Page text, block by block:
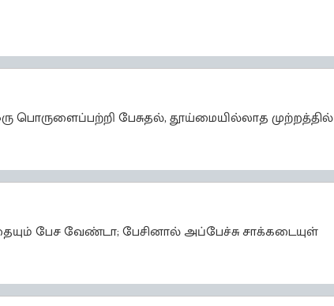
பொருளைப்பற்றி பேசுதல், தூய்மையில்லாத முற்றத்தில்
பேச வேண்டா; பேசினால் அப்பேச்சு சாக்கடையுள்